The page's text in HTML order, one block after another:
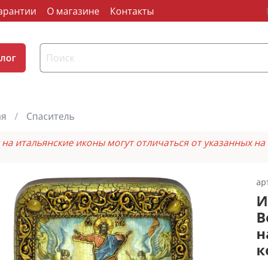
О магазине Контакты
Спаситель
итальянские иконы могут отличаться от указанных